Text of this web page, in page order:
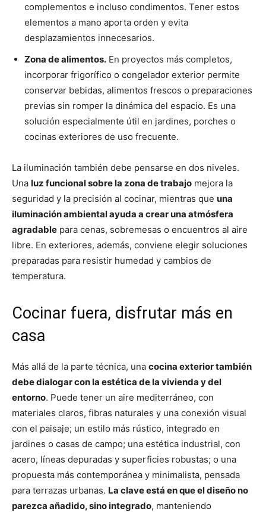
complementos e incluso condimentos. Tener estos
elementos a mano aporta orden y evita
desplazamientos innecesarios.
Zona de alimentos. En proyectos más completos,
incorporar frigorífico o congelador exterior permite
conservar bebidas, alimentos frescos o preparaciones
previas sin romper la dinámica del espacio. Es una
solución especialmente útil en jardines, porches o
cocinas exteriores de uso frecuente.
La iluminación también debe pensarse en dos niveles.
Una luz funcional sobre la zona de trabajo mejora la
seguridad y la precisión al cocinar, mientras que una
iluminación ambiental ayuda a crear una atmósfera
agradable para cenas, sobremesas o encuentros al aire
libre. En exteriores, además, conviene elegir soluciones
preparadas para resistir humedad y cambios de
temperatura.
Cocinar fuera, disfrutar más en
casa
Más allá de la parte técnica, una cocina exterior también
debe dialogar con la estética de la vivienda y del
entorno. Puede tener un aire mediterráneo, con
materiales claros, fibras naturales y una conexión visual
con el paisaje; un estilo más rústico, integrado en
jardines o casas de campo; una estética industrial, con
acero, líneas depuradas y superficies robustas; o una
propuesta más contemporánea y minimalista, pensada
para terrazas urbanas. La clave está en que el diseño no
parezca añadido, sino integrado, manteniendo